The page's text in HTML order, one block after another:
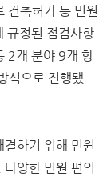
건축허가 등 민원
규정된 점검사항
2개 분야 9개 항
식으로 진행됐
결하기 위해 민원
양한 민원 편의